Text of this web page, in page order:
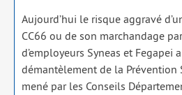
Aujourd’hui le risque aggra­vé
CC66 ou de son mar­chan­dage
d’employeurs Syneas et Fegapei
déman­tè­le­ment de la Prévention
mené par les Conseils